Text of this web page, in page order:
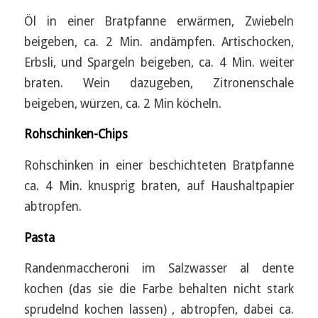
Öl in einer Bratpfanne erwärmen, Zwiebeln
beigeben, ca. 2 Min. andämpfen. Artischocken,
Erbsli, und Spargeln beigeben, ca. 4 Min. weiter
braten. Wein dazugeben, Zitronenschale
beigeben, würzen, ca. 2 Min köcheln.
Rohschinken-Chips
Rohschinken in einer beschichteten Bratpfanne
ca. 4 Min. knusprig braten, auf Haushaltpapier
abtropfen.
Pasta
Randenmaccheroni im Salzwasser al dente
kochen (das sie die Farbe behalten nicht stark
sprudelnd kochen lassen) , abtropfen, dabei ca.